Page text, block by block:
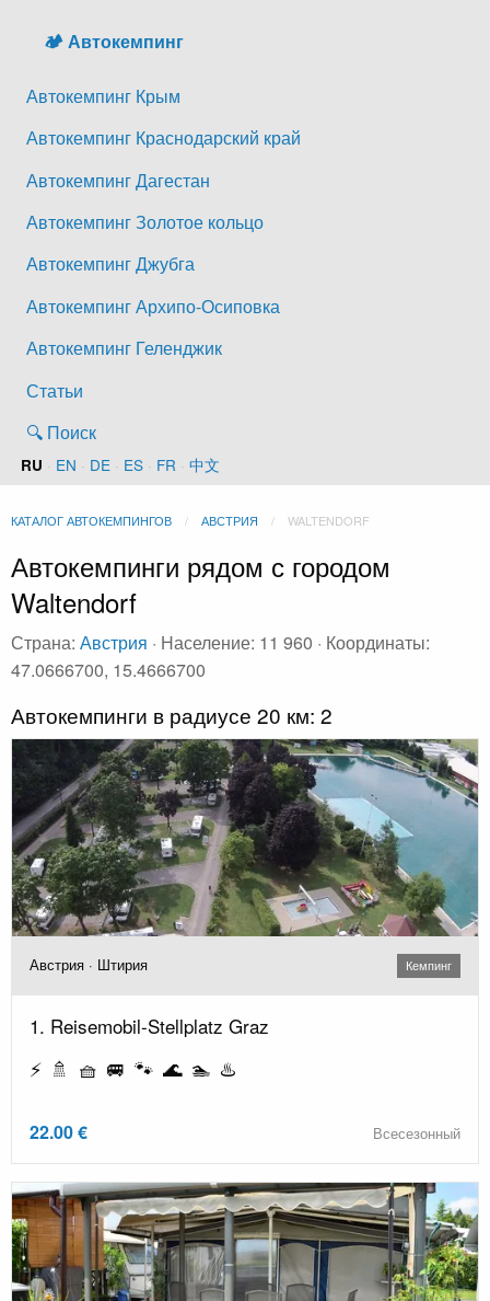
🏕️ Автокемпинг
Автокемпинг Крым
Автокемпинг Краснодарский край
Автокемпинг Дагестан
Автокемпинг Золотое кольцо
Автокемпинг Джубга
Автокемпинг Архипо-Осиповка
Автокемпинг Геленджик
Статьи
🔍 Поиск
RU · EN · DE · ES · FR · 中文
КАТАЛОГ АВТОКЕМПИНГОВ АВСТРИЯ WALTENDORF
Автокемпинги рядом с городом
Waltendorf
Страна: Австрия · Население: 11 960 · Координаты:
47.0666700, 15.4666700
Автокемпинги в радиусе 20 км: 2
Австрия · Штирия Кемпинг
1. Reisemobil-Stellplatz Graz
⚡ 🚿 🧺 🚐 🐾 🌊 🏊 ♨️
22.00 € Всесезонный